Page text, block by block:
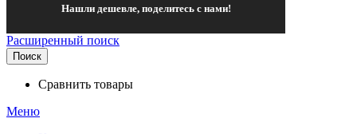
Нашли дешевле, поделитесь с нами!
Расширенный поиск
Поиск
Сравнить товары
Меню